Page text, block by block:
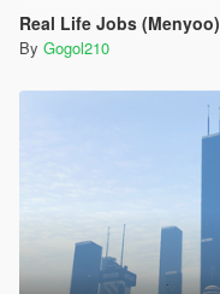
Real Life Jobs (Menyoo)
By Gogol210